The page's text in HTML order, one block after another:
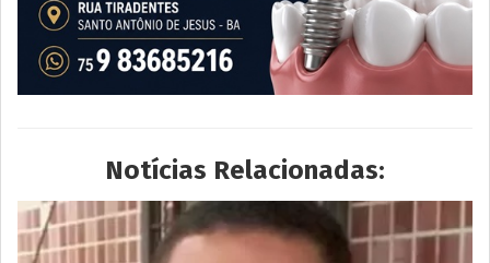
Notícias Relacionadas: